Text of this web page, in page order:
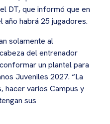
DT, que informó que en
año habrá 25 jugadores.
solamente al
del entrenador
un plantel para
Juveniles 2027. “La
hacer varios Campus y
sus